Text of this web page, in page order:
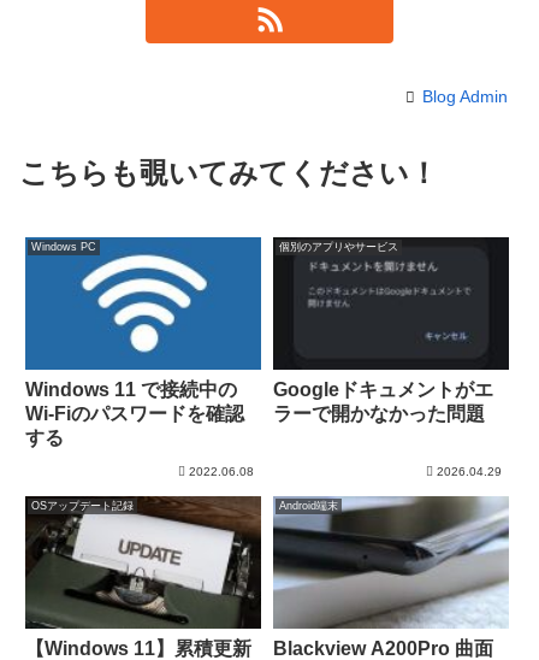
Blog Admin
こちらも覗いてみてください！
Windows PC
Windows 11 で接続中の
Wi-Fiのパスワードを確認
する
2022.06.08
個別のアプリやサービス
Googleドキュメントがエ
ラーで開かなかった問題
2026.04.29
OSアップデート記録
【Windows 11】累積更新
Android端末
Blackview A200Pro 曲面